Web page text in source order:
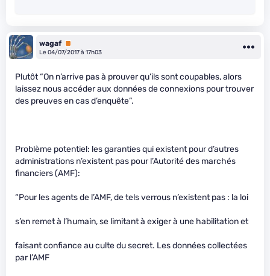
wagaf Premium
Le 04/07/2017 à 17h03
Plutôt “On n’arrive pas à prouver qu’ils sont coupables, alors
laissez nous accéder aux données de connexions pour trouver
des preuves en cas d’enquête”.
Problème potentiel: les garanties qui existent pour d’autres
administrations n’existent pas pour l’Autorité des marchés
financiers (AMF):
“Pour les agents de l’AMF, de tels verrous n’existent pas : la loi
s’en remet à l’humain, se limitant à exiger à une habilitation et
faisant confiance au culte du secret. Les données collectées
par l’AMF